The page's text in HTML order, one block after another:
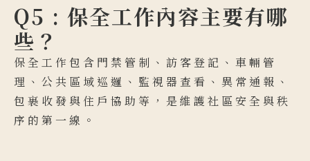
Q5 : 保全工作內容主要有哪
些？
保全工作包含門禁管制、訪客登記、車輛管
理、公共區域巡邏、監視器查看、異常通報、
包裹收發與住戶協助等，是維護社區安全與秩
序的第一線。